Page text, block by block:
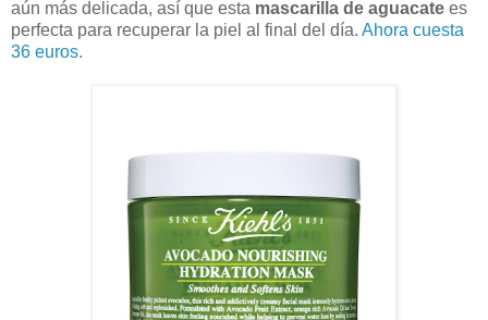
aún más delicada, así que esta mascarilla de aguacate es
perfecta para recuperar la piel al final del día. Ahora cuesta
36 euros.